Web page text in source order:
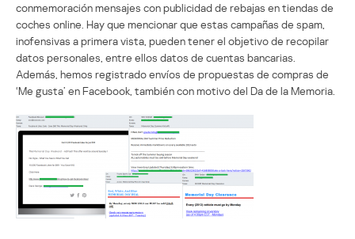
conmemoración mensajes con publicidad de rebajas en tiendas de
coches online. Hay que mencionar que estas campañas de spam,
inofensivas a primera vista, pueden tener el objetivo de recopilar
datos personales, entre ellos datos de cuentas bancarias.
Además, hemos registrado envíos de propuestas de compras de
‘Me gusta’ en Facebook, también con motivo del Da de la Memoria.